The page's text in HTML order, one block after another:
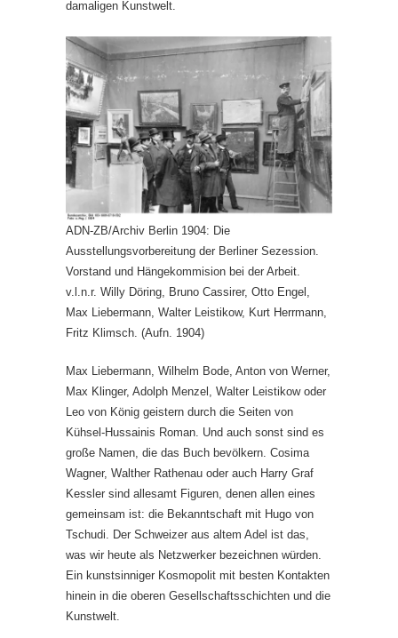
damaligen Kunstwelt.
ADN-ZB/Archiv Berlin 1904: Die
Ausstellungsvorbereitung der Berliner Sezession.
Vorstand und Hängekommision bei der Arbeit.
v.l.n.r. Willy Döring, Bruno Cassirer, Otto Engel,
Max Liebermann, Walter Leistikow, Kurt Herrmann,
Fritz Klimsch. (Aufn. 1904)
Max Liebermann, Wilhelm Bode, Anton von Werner,
Max Klinger, Adolph Menzel, Walter Leistikow oder
Leo von König geistern durch die Seiten von
Kühsel-Hussainis Roman. Und auch sonst sind es
große Namen, die das Buch bevölkern. Cosima
Wagner, Walther Rathenau oder auch Harry Graf
Kessler sind allesamt Figuren, denen allen eines
gemeinsam ist: die Bekanntschaft mit Hugo von
Tschudi. Der Schweizer aus altem Adel ist das,
was wir heute als Netzwerker bezeichnen würden.
Ein kunstsinniger Kosmopolit mit besten Kontakten
hinein in die oberen Gesellschaftsschichten und die
Kunstwelt.